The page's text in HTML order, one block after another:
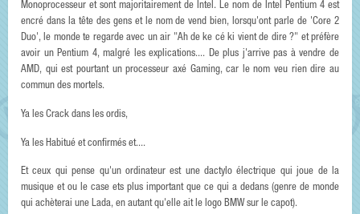
Monoprocesseur et sont majoritairement de Intel. Le nom de Intel Pentium 4 est
encré dans la tête des gens et le nom de vend bien, lorsqu'ont parle de 'Core 2
Duo', le monde te regarde avec un air "Ah de ke cé ki vient de dire ?" et préfère
avoir un Pentium 4, malgré les explications.... De plus j'arrive pas à vendre de
AMD, qui est pourtant un processeur axé Gaming, car le nom veu rien dire au
commun des mortels.
Ya les Crack dans les ordis,
Ya les Habitué et confirmés et....
Et ceux qui pense qu'un ordinateur est une dactylo électrique qui joue de la
musique et ou le case ets plus important que ce qui a dedans (genre de monde
qui achèterai une Lada, en autant qu'elle ait le logo BMW sur le capot).